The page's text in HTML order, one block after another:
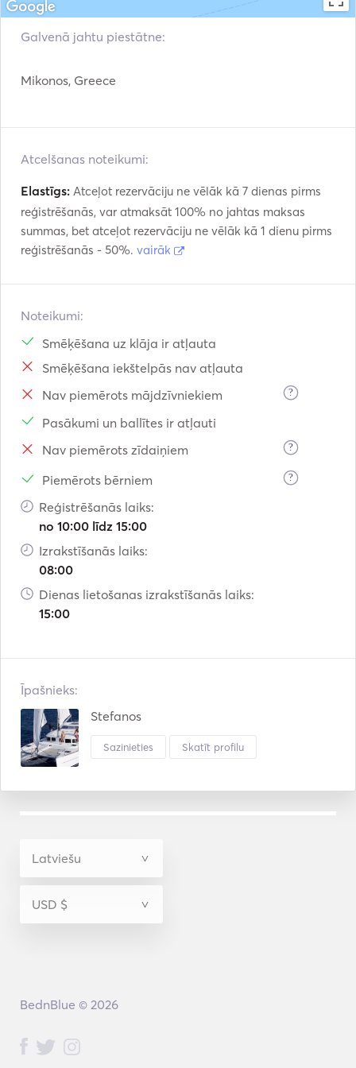
Galvenā jahtu piestātne:
Mikonos, Greece
Atcelšanas noteikumi:
Elastīgs: Atceļot rezervāciju ne vēlāk kā 7 dienas pirms
reģistrēšanās, var atmaksāt 100% no jahtas maksas
summas, bet atceļot rezervāciju ne vēlāk kā 1 dienu pirms
reģistrēšanās - 50%. vairāk
Noteikumi:
Smēķēšana uz klāja ir atļauta
Smēķēšana iekštelpās nav atļauta
Nav piemērots mājdzīvniekiem
?
Pasākumi un ballītes ir atļauti
Nav piemērots zīdaiņiem
?
Piemērots bērniem ?
Reģistrēšanās laiks:
no 10:00 līdz 15:00
Izrakstīšanās laiks:
08:00
Dienas lietošanas izrakstīšanās laiks:
15:00
Īpašnieks:
Stefanos
Sazinieties Skatīt profilu
BednBlue © 2026